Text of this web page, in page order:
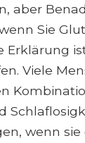
aber
Sie
Erklärung
Viele
wenn